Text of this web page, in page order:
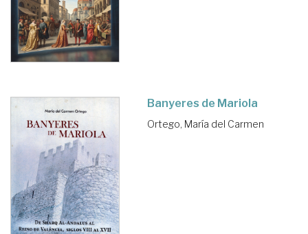
Banyeres de Mariola
Ortego, María del Carmen